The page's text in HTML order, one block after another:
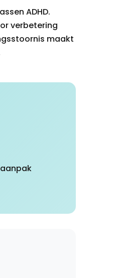
ADHD.
verbetering
maakt